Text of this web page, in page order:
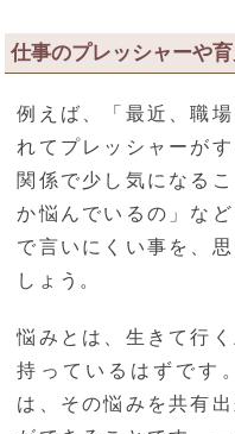
仕事のプレッシャーや
例えば、「最近、職
れてプレッシャーが
関係で少し気になる
か悩んでいるの」な
で言いにくい事を、
しょう。
悩みとは、生きて行
持っているはずです
は、その悩みを共有